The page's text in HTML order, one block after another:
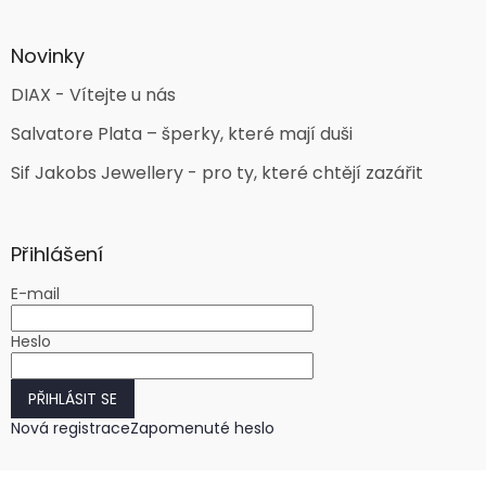
Novinky
DIAX - Vítejte u nás
Salvatore Plata – šperky, které mají duši
Sif Jakobs Jewellery - pro ty, které chtějí zazářit
Přihlášení
E-mail
Heslo
PŘIHLÁSIT SE
Nová registraceZapomenuté heslo